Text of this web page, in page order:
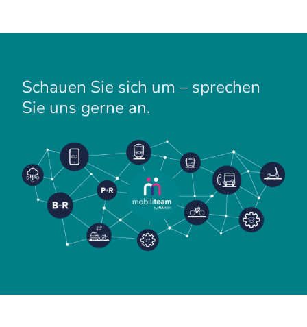
Schauen Sie sich um – sprechen
Sie uns gerne an.